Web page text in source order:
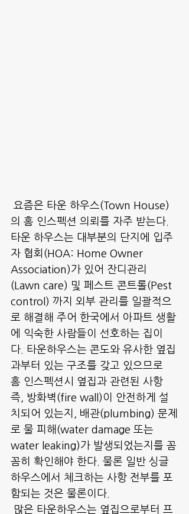
의 홈 인스펙션 의뢰를 자주 받는다.
타운 하우스는 대부분의 단지에 입주
자 협회(HOA: Home Owner
Association)가 있어 잔디관리
(Lawn care) 및 페스트 콘트롤(Pest
control) 까지 외부 관리를 일괄적으
로 해결해 주어 한국에서 아파트 생활
에 익숙한 사람들이 선호하는 집이
다. 타운하우스는 콘도와 유사한 옆집
과부터 있는 구조를 갖고 있으므로
홈 인스펙션시 옆집과 관련된 사항
즉, 방화벽(fire wall)이 안전하게 설
치되어 있는지, 배관(plumbing) 문제
로 물 피해(water damage 또는
water leaking)가 발생되었는지를 꼼
꼼히 확인해야 한다. 물론 일반 싱글
하우스에서 체크하는 사항 전부를 포
함되는 것은 물론이다.